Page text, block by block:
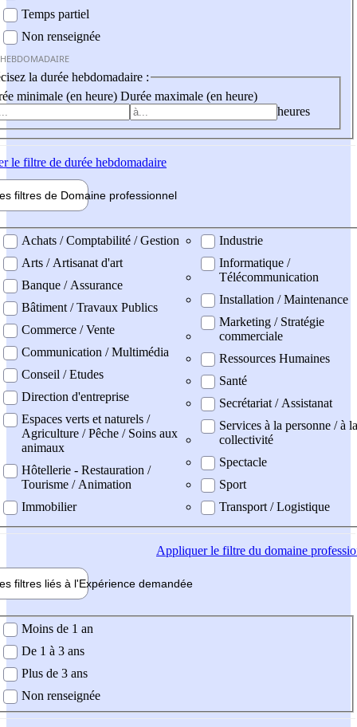
Temps partiel
Non renseignée
la durée hebdomadaire :
minimale (en heure) Durée maximale (en heure)
heures
le filtre de durée hebdomadaire
filtres de Domaine professionnel
professionel
Achats / Comptabilité / Gestion
Arts / Artisanat d'art
Banque / Assurance
Bâtiment / Travaux Publics
Commerce / Vente
Communication / Multimédia
Conseil / Etudes
Direction d'entreprise
Espaces verts et naturels /
Agriculture / Pêche / Soins aux
animaux
Hôtellerie - Restauration /
Tourisme / Animation
Immobilier
Industrie
Informatique /
Télécommunication
Installation / Maintenance
Marketing / Stratégie
commerciale
Ressources Humaines
Santé
Secrétariat / Assistanat
Services à la personne / à la
collectivité
Spectacle
Sport
Transport / Logistique
Appliquerle filtre du domaine
filtres liés à l'Expérience demandée
demandée
Moins de 1 an
De 1 à 3 ans
Plus de 3 ans
Non renseignée